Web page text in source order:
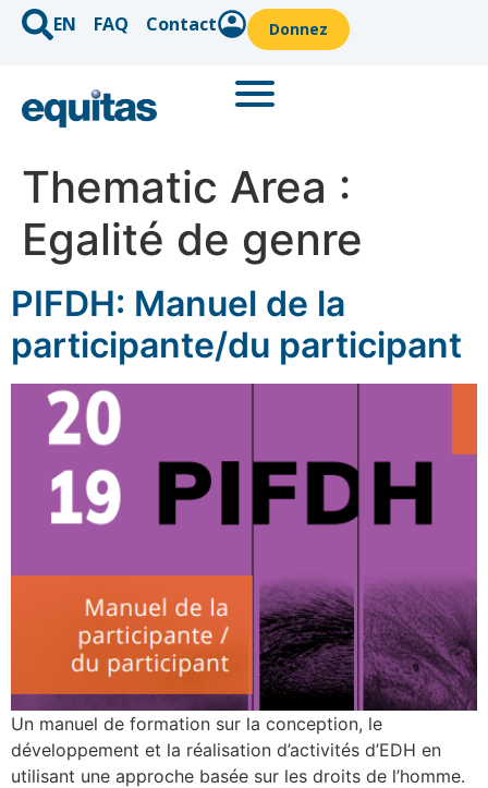
EN FAQ Contact Donnez
Thematic Area :
Egalité de genre
PIFDH: Manuel de la
participante/du participant
Un manuel de formation sur la conception, le
développement et la réalisation d’activités d’EDH en
utilisant une approche basée sur les droits de l’homme.